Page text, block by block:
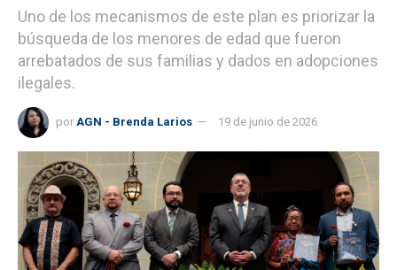
Uno de los mecanismos de este plan es priorizar la
búsqueda de los menores de edad que fueron
arrebatados de sus familias y dados en adopciones
ilegales.
por AGN - Brenda Larios 19 de junio de 2026